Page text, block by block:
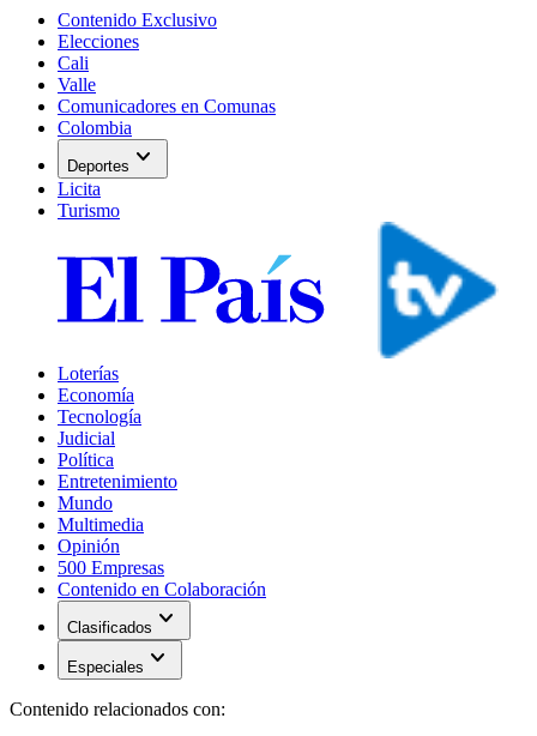
Contenido Exclusivo
Elecciones
Cali
Valle
Comunicadores en Comunas
Colombia
Deportes expand_more
Licita
Turismo
Loterías
Economía
Tecnología
Judicial
Política
Entretenimiento
Mundo
Multimedia
Opinión
500 Empresas
Contenido en Colaboración
Clasificados expand_more
Especiales expand_more
Contenido relacionados con: